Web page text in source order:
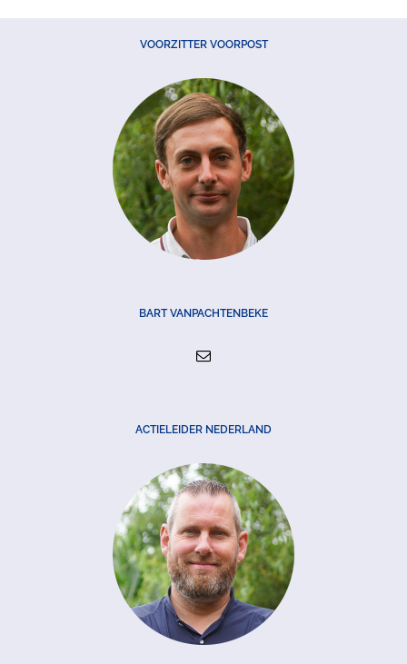
VOORZITTER VOORPOST
BART VANPACHTENBEKE
ACTIELEIDER NEDERLAND